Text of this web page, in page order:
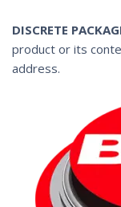
DISCRETE
product or its
address.